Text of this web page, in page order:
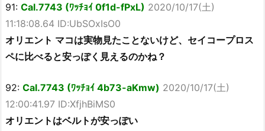
91: Cal.7743 (ﾜｯﾁｮｲ 0f1d-fPxL) 2020/10/17(土)
11:18:08.64 ID:UbSOxIsO0
オリエント マコは実物見たことないけど、セイコープロス
ペに比べると安っぽく見えるのかね？
92: Cal.7743 (ﾜｯﾁｮｲ 4b73-aKmw) 2020/10/17(土)
12:00:41.97 ID:XfjhBiMS0
オリエントはベルトが安っぽい